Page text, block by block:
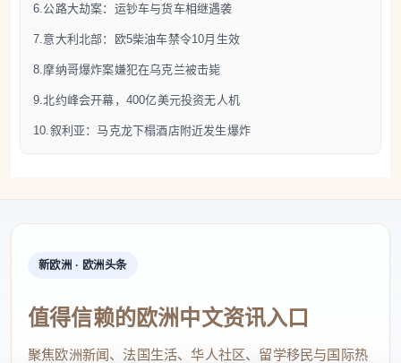
（INPS）发布第72号通告，宣布实施青年就业社保减
免政策，鼓励企业将青年员工的固定合同转为长期合
同。根据规定，2026年8月1日至12月31日期间，私营
企业将符合条件的35岁以下、从未签订过长期劳动合
同的员工转为长期合同，可享受最长24个月、雇主社
用于现有固定期限合同转长期合同，不包括新招聘员
还需符合依法缴纳社保、遵守劳动法规及实现净就业
增长等条件，申请将通过INPS在线平台办理。
6.公路大劫案：运钞车与货车相继遇袭
6.公路大劫案：运钞车与货车相继遇袭
7.意大利北部：欧5柴油车禁令10月生效
8.摩纳哥爆炸案嫌犯在乌克兰被击毙
9.北约峰会开幕，400亿美元投资无人机
10.叙利亚：马克龙下榻酒店附近发生爆炸
新欧洲 · 欧洲头条
值得信赖的欧洲中文资讯入口
聚焦欧洲新闻、法国生活、华人社区、留学移民与国际热